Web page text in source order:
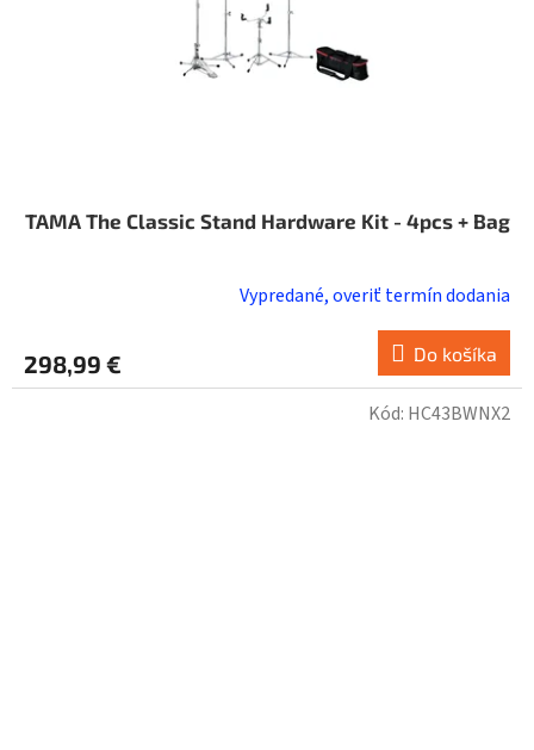
TAMA The Classic Stand Hardware Kit - 4pcs + Bag
Vypredané, overiť termín dodania
298,99 € Do košíka
Kód: HC43BWNX2